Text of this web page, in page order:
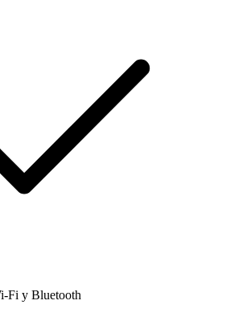
Fi y Bluetooth